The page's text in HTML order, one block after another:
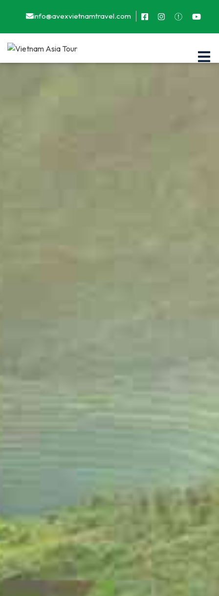
info@avexvietnamtravel.com